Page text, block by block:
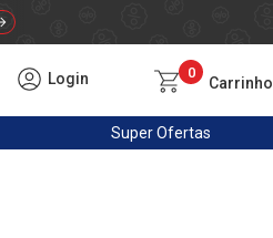
Login 0
Carrinho
SuperOfertas